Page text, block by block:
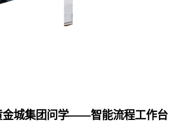
金城集团问学——智能流程工作台